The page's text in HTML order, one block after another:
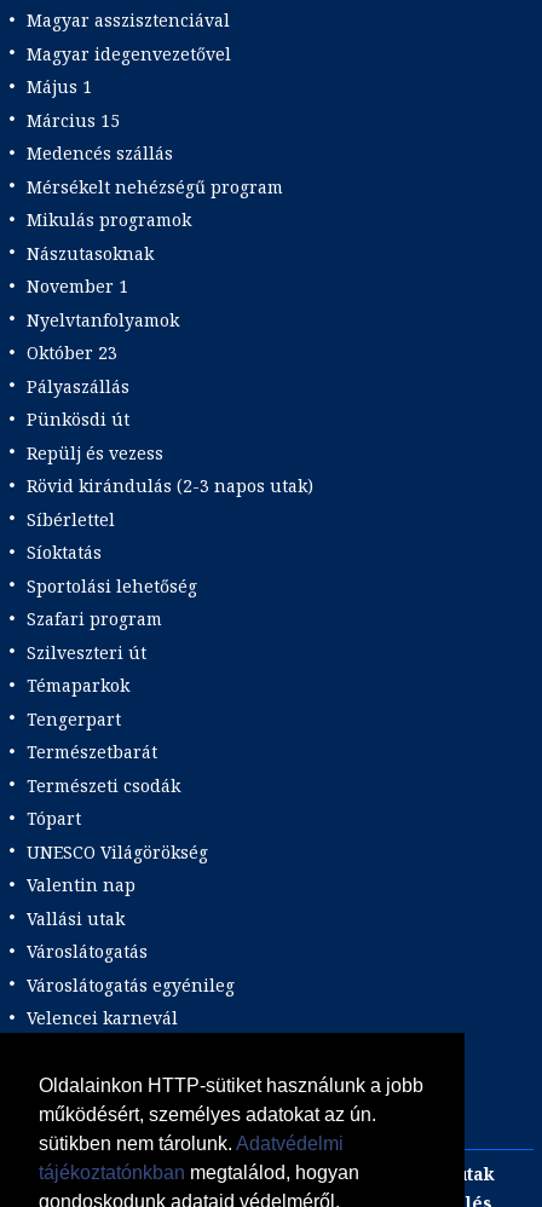
Oldalainkon HTTP-sütiket használunk a jobb
működésért, személyes adatokat az ún.
sütikben nem tárolunk. Adatvédelmi
tájékoztatónkban megtalálod, hogyan
gondoskodunk adataid védelméről.
Magyar asszisztenciával
Magyar idegenvezetővel
Május 1
Március 15
Medencés szállás
Mérsékelt nehézségű program
Mikulás programok
Nászutasoknak
November 1
Nyelvtanfolyamok
Október 23
Pályaszállás
Pünkösdi út
Repülj és vezess
Rövid kirándulás (2-3 napos utak)
Síbérlettel
Síoktatás
Sportolási lehetőség
Szafari program
Szilveszteri út
Témaparkok
Tengerpart
Természetbarát
Természeti csodák
Tópart
UNESCO Világörökség
Valentin nap
Vallási utak
Városlátogatás
Városlátogatás egyénileg
Velencei karnevál
Wellness
Zene tematika
Adults only Incentive
Szilveszteri egzotikus utak